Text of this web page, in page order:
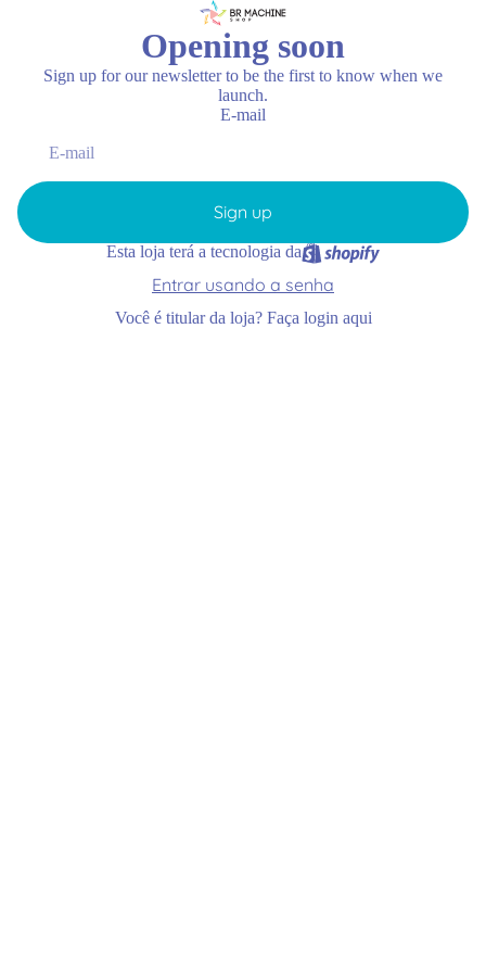
Opening soon
Sign up for our newsletter to be the first to know when we
launch.
E-mail
Sign up
Esta loja terá a tecnologia da
Entrar usando a senha
Você é titular da loja? Faça login aqui